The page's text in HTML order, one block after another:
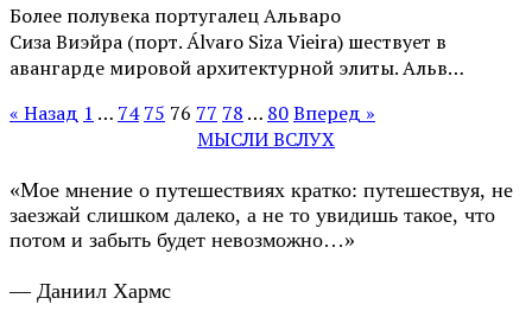
Более полувека португалец Альваро
Сиза Виэйра (порт. Álvaro Siza Vieira) шествует в
авангарде мировой архитектурной элиты. Альв…
« Назад 1 … 74 75 76 77 78 … 80Вперед »
МЫСЛИ ВСЛУХ
«Мое мнение о путешествиях кратко: путешествуя, не
заезжай слишком далеко, а не то увидишь такое, что
потом и забыть будет невозможно…»
— Даниил Хармс